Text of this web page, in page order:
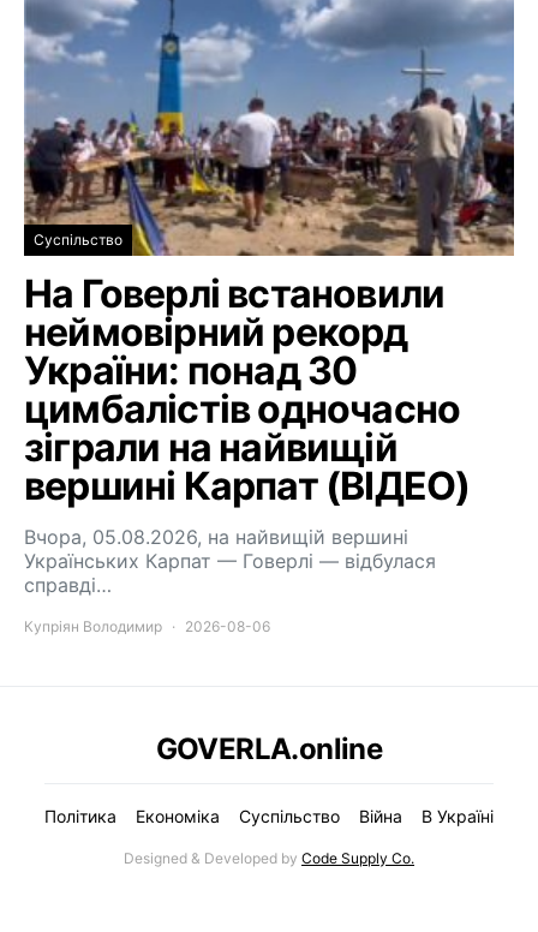
Суспільство
На Говерлі встановили
неймовірний рекорд
України: понад 30
цимбалістів одночасно
зіграли на найвищій
вершині Карпат (ВІДЕО)
Вчора, 05.08.2026, на найвищій вершині
Українських Карпат — Говерлі — відбулася
справді…
Купріян Володимир 2026-08-06
GOVERLA.online
Політика Економіка Суспільство Війна В Україні
Designed & Developed by Code Supply Co.